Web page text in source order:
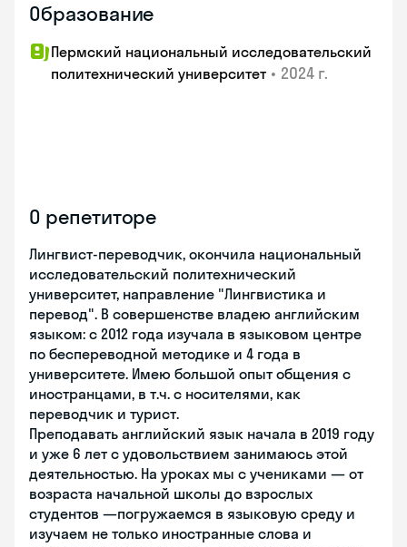
Образование
Пермский национальный исследовательский
политехнический университет • 2024 г.
О репетиторе
Лингвист-переводчик, окончила национальный
исследовательский политехнический
университет, направление "Лингвистика и
перевод". В совершенстве владею английским
языком: с 2012 года изучала в языковом центре
по беспереводной методике и 4 года в
университете. Имею большой опыт общения с
иностранцами, в т.ч. с носителями, как
переводчик и турист.
Преподавать английский язык начала в 2019 году
и уже 6 лет с удовольствием занимаюсь этой
деятельностью. На уроках мы с учениками — от
возраста начальной школы до взрослых
студентов —погружаемся в языковую среду и
изучаем не только иностранные слова и